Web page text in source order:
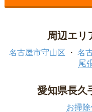
周辺エリ
名古屋市守山区 名
尾
愛知県長久
お掃